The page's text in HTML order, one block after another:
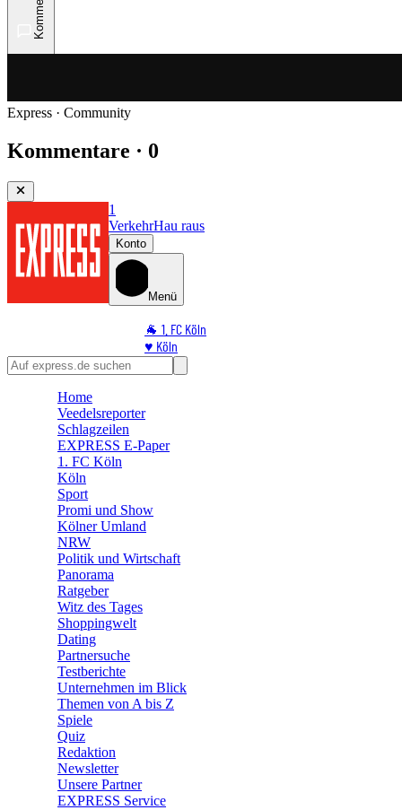
Express · Community
Kommentare · 0
1
VerkehrHau raus
Konto
Menü
🐐 1. FC Köln
♥️ Köln
⭐ Promi
🛒 Shoppingwelt
Home
Veedelsreporter
Schlagzeilen
EXPRESS E-Paper
1. FC Köln
Köln
Sport
Promi und Show
Kölner Umland
NRW
Politik und Wirtschaft
Panorama
Ratgeber
Witz des Tages
Shoppingwelt
Dating
Partnersuche
Testberichte
Unternehmen im Blick
Themen von A bis Z
Spiele
Quiz
Redaktion
Newsletter
Unsere Partner
EXPRESS Service